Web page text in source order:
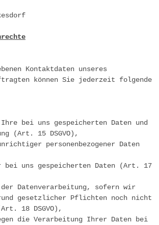
Kontaktdaten unseres
können Sie jederzeit folgende
bei uns gespeicherten Daten und
(Art. 15 DSGVO),
personenbezogener Daten
bei uns gespeicherten Daten (Art. 17
der Datenverarbeitung, sofern wir
gesetzlicher Pflichten noch nicht
18 DSGVO),
die Verarbeitung Ihrer Daten bei